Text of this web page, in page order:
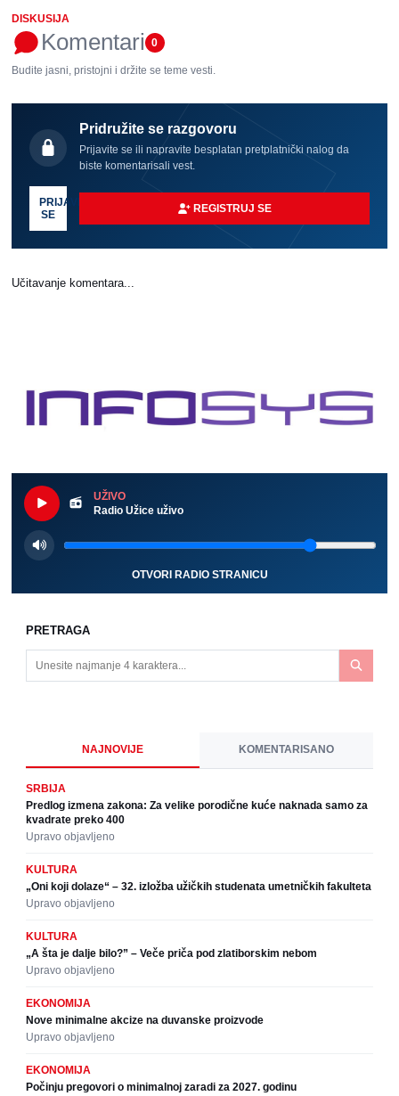
DISKUSIJA
Komentari 0
Budite jasni, pristojni i držite se teme vesti.
Pridružite se razgovoru
Prijavite se ili napravite besplatan pretplatnički nalog da
biste komentarisali vest.
PRIJAVI
SE
REGISTRUJ SE
Učitavanje komentara...
UŽIVO
Radio Užice uživo
OTVORI RADIO STRANICU
PRETRAGA
NAJNOVIJE KOMENTARISANO
SRBIJA
Predlog izmena zakona: Za velike porodične kuće naknada samo za
kvadrate preko 400
Upravo objavljeno
KULTURA
„Oni koji dolaze“ – 32. izložba užičkih studenata umetničkih fakulteta
Upravo objavljeno
KULTURA
„A šta je dalje bilo?” – Veče priča pod zlatiborskim nebom
Upravo objavljeno
EKONOMIJA
Nove minimalne akcize na duvanske proizvode
Upravo objavljeno
EKONOMIJA
Počinju pregovori o minimalnoj zaradi za 2027. godinu